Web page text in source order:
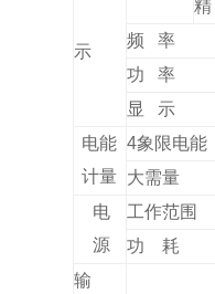
示
频 率
功 率
显 示
电能
计量
4象限电能
大需量
电
源
工作范围
功 耗
输